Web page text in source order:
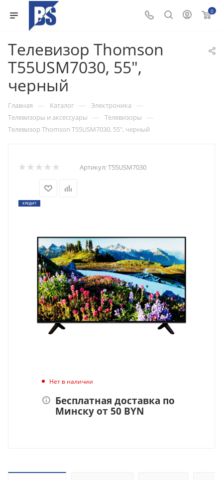
0
Телевизор Thomson
T55USM7030, 55",
черный
Главная — Каталог — Электроника —
Телевизоры и аксессуары — Телевизоры —
Телевизор Thomson T55USM7030, 55", черный
Артикул:T55USM7030
КРЕДИТ
Нет в наличии
Бесплатная доставка по
Минску от 50 BYN